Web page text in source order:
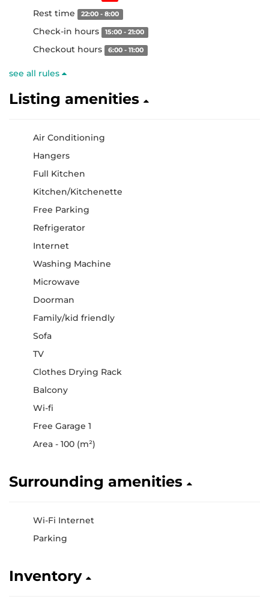
Rest time
22:00 - 8:00
Check-in hours 15:00 - 21:00
Checkout hours 6:00 - 11:00
see all rules
Listing amenities
Air Conditioning
Hangers
Full Kitchen
Kitchen/Kitchenette
Free Parking
Refrigerator
Internet
Washing Machine
Microwave
Doorman
Family/kid friendly
Sofa
TV
Clothes Drying Rack
Balcony
Wi-fi
Free Garage 1
Area - 100 (m²)
Surrounding amenities
Wi-Fi Internet
Parking
Inventory